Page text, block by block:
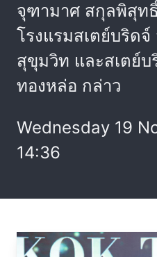
จุฑามาศ สกุลพิสุท
โรงแรมสเตย์บริด
สุขุมวิท และสเตย์
ทองหล่อ กล่าว
Wednesday 19
14:36